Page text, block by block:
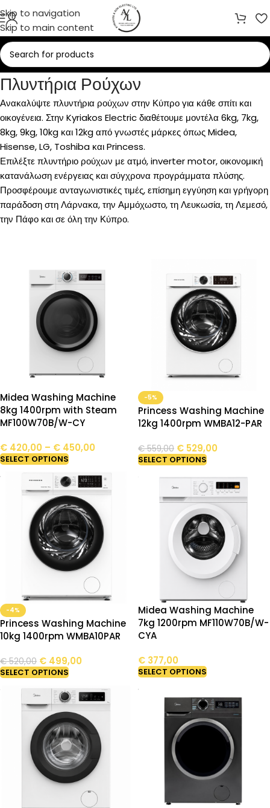
Skip to navigation
Skip to main content
Πλυντήρια Ρούχων
Ανακαλύψτε πλυντήρια ρούχων στην Κύπρο για κάθε σπίτι και
οικογένεια. Στην Kyriakos Electric διαθέτουμε μοντέλα 6kg, 7kg,
8kg, 9kg, 10kg και 12kg από γνωστές μάρκες όπως Midea,
Hisense, LG, Toshiba και Princess.
Επιλέξτε πλυντήριο ρούχων με ατμό, inverter motor, οικονομική
κατανάλωση ενέργειας και σύγχρονα προγράμματα πλύσης.
Προσφέρουμε ανταγωνιστικές τιμές, επίσημη εγγύηση και γρήγορη
παράδοση στη Λάρνακα, την Αμμόχωστο, τη Λευκωσία, τη Λεμεσό,
την Πάφο και σε όλη την Κύπρο.
Midea Washing Machine
8kg 1400rpm with Steam
MF100W70B/W-CY
€ 420,00 – € 450,00
SELECT OPTIONS
-5%
Princess Washing Machine
12kg 1400rpm WMBA12-PAR
€559,00 € 529,00
SELECT OPTIONS
-4%
Princess Washing Machine
10kg 1400rpm WMBA10PAR
€520,00 € 499,00
SELECT OPTIONS
Midea Washing Machine
7kg 1200rpm MF110W70B/W-
CYA
€ 377,00
SELECT OPTIONS